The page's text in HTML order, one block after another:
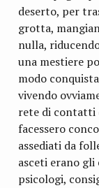
deserto, per
grotta,
nulla,
una mestiere
modo
vivendo
rete di contatti
facessero
assediati da
asceti erano gli
psicologi,